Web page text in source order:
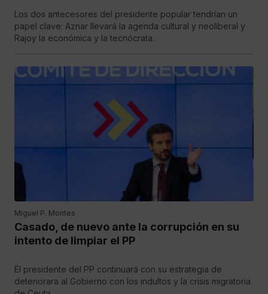
Los dos antecesores del presidente popular tendrían un
papel clave: Aznar llevará la agenda cultural y neoliberal y
Rajoy la económica y la tecnócrata.
Miguel P. Montes
Casado, de nuevo ante la corrupción en su
intento de limpiar el PP
El presidente del PP continuará con su estrategia de
deteriorara al Gobierno con los indultos y la crisis migratoria